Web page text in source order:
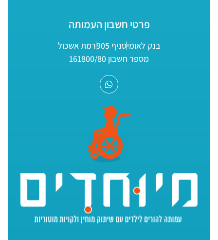
פרטי חשבון העמותה
בנק לאומיסניף 905
רמת אשכול
מספר חשבון 161800/80